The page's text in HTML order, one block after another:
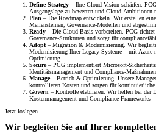
Define Strategy – Ihre Cloud-Vision schärfen.
Ausgangslage zu bewerten und Cloud-Ambitionen
Plan – Die Roadmap entwickeln. Wir erstellen
Meilensteinen, Governance-Modellen und
Ready – Die Cloud-Basis vorbereiten. PCG
Governance-Strukturen und sorgt für
Adopt – Migration & Modernisierung. Wir
Modernisierung Ihrer Legacy-Systeme – mit
Optimierung.
Secure– PCG implementiert Microsoft-
Identitätsmanagement und Compliance-Maßnahmen.
Manage– Betrieb & Optimierung. Unsere
kontrollieren Kosten und sorgen für kontinuierliche
Govern – Kontrolle etablieren. Wir helfen bei der
Kostenmanagement und Compliance-Frameworks
Jetzt loslegen
Wir begleiten Sie auf Ihrer